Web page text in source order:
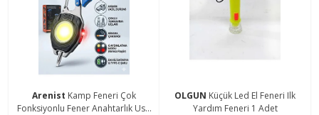
Arenist Kamp Feneri Çok
Fonksiyonlu Fener Anahtarlık Usb
OLGUN Küçük Led El Feneri Ilk
Yardım Feneri 1 Adet